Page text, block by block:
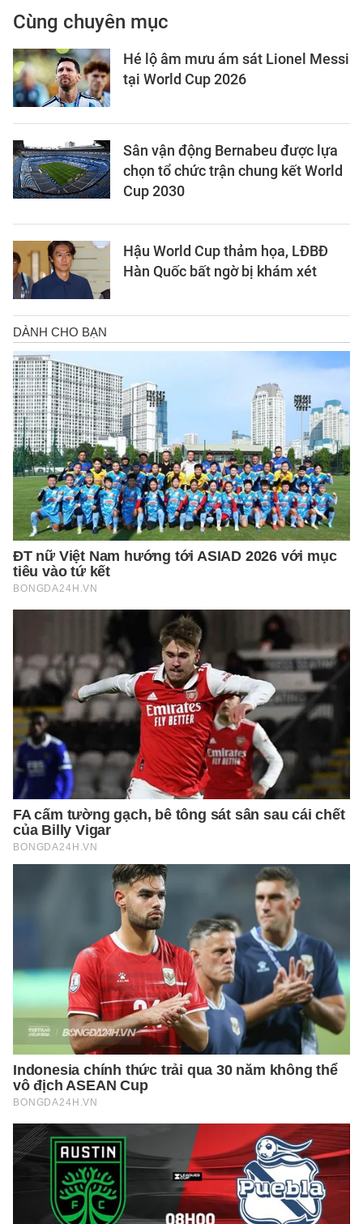
Cùng chuyên mục
Hé lộ âm mưu ám sát Lionel Messi
tại World Cup 2026
Sân vận động Bernabeu được lựa
chọn tổ chức trận chung kết World
Cup 2030
Hậu World Cup thảm họa, LĐBĐ
Hàn Quốc bất ngờ bị khám xét